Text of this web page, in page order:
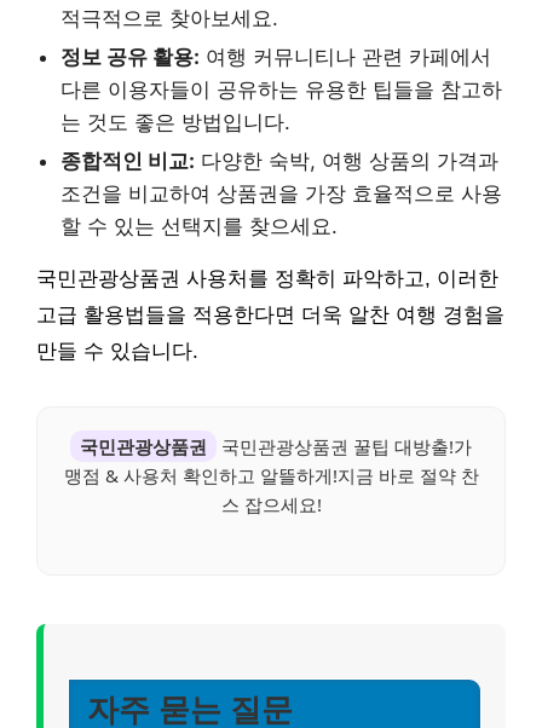
적극적으로 찾아보세요.
정보 공유 활용: 여행 커뮤니티나 관련 카페에서
다른 이용자들이 공유하는 유용한 팁들을 참고하
는 것도 좋은 방법입니다.
종합적인 비교: 다양한 숙박, 여행 상품의 가격과
조건을 비교하여 상품권을 가장 효율적으로 사용
할 수 있는 선택지를 찾으세요.
국민관광상품권 사용처를 정확히 파악하고, 이러한
고급 활용법들을 적용한다면 더욱 알찬 여행 경험을
만들 수 있습니다.
국민관광상품권
국민관광상품권 꿀팁 대방출!가
맹점 & 사용처 확인하고 알뜰하게!지금 바로 절약 찬
스 잡으세요!
자주 묻는 질문